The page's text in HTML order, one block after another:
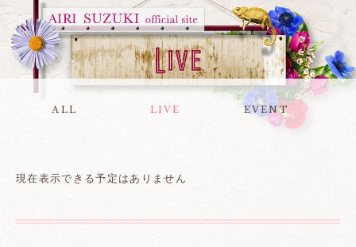
ALL LIVE EVENT
現在表示できる予定はありません